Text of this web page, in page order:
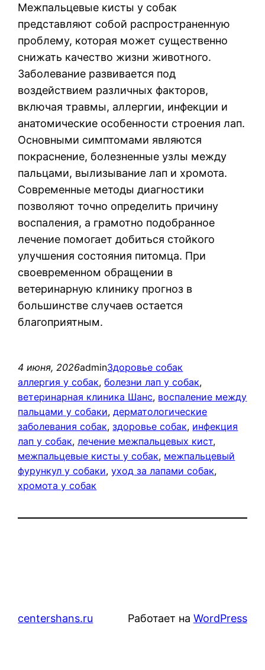
Межпальцевые кисты у собак
представляют собой распространенную
проблему, которая может существенно
снижать качество жизни животного.
Заболевание развивается под
воздействием различных факторов,
включая травмы, аллергии, инфекции и
анатомические особенности строения лап.
Основными симптомами являются
покраснение, болезненные узлы между
пальцами, вылизывание лап и хромота.
Современные методы диагностики
позволяют точно определить причину
воспаления, а грамотно подобранное
лечение помогает добиться стойкого
улучшения состояния питомца. При
своевременном обращении в
ветеринарную клинику прогноз в
большинстве случаев остается
благоприятным.
4 июня, 2026adminЗдоровье собак
аллергия у собак, болезни лап у собак
ветеринарная клиника Шанс, воспаление между
пальцами у собаки, дерматологические
заболевания собак, здоровье собак, инфекция
лап у собак, лечение межпальцевых кист
межпальцевые кисты у собак, межпальцевый
фурункул у собаки, уход за лапами собак
хромота у собак
centershans.ru Работает на WordPress